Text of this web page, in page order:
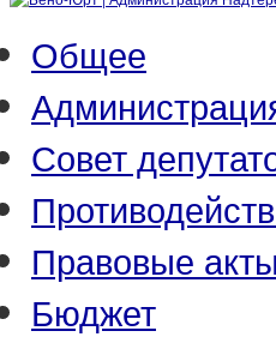
Общее
Совет
Правовые акты
Бюджет